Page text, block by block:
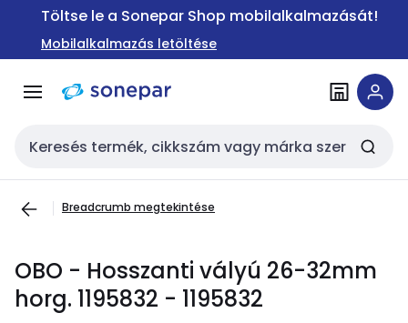
Ugrás a
Ugrás a
tartalomra
Töltse le a Sonepar Shop mobilalkalmazását!
Mobilalkalmazás letöltése
Keresési bemenet
Breadcrumb megtekintése
OBO - Hosszanti vályú 26-32mm
horg. 1195832 - 1195832